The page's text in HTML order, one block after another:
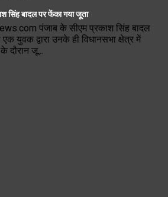
सिंह बादल पर फेंका गया जूता
पंजाब के सीएम प्रकाश सिंह बादल
युवक द्वारा उनके ही विधानसभा क्षेत्र में
दौरान जू...